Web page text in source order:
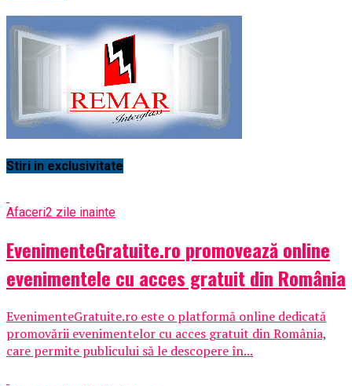
Stiri in exclusivitate
Afaceri2 zile inainte
EvenimenteGratuite.ro promovează online
evenimentele cu acces gratuit din România
EvenimenteGratuite.ro este o platformă online dedicată
promovării evenimentelor cu acces gratuit din România,
care permite publicului să le descopere în...